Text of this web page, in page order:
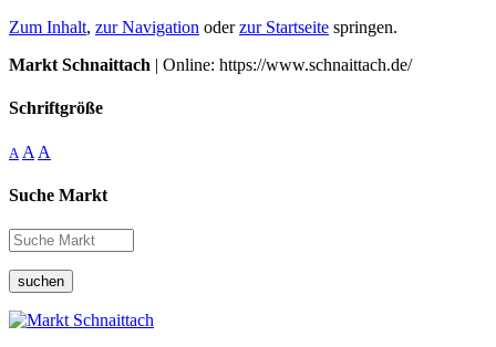
Zum Inhalt, zur Navigation oderzur Startseite springen.
Markt Schnaittach | Online: https://www.schnaittach.de/
Schriftgröße
A A A
Suche Markt
suchen